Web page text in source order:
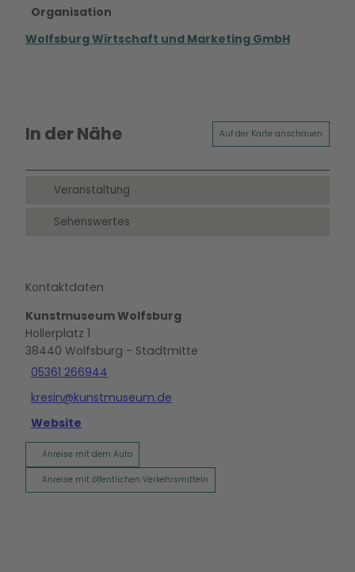
Organisation
Wolfsburg Wirtschaft und Marketing GmbH
In der Nähe Auf der Karte anschauen
Veranstaltung
Sehenswertes
Kontaktdaten
Kunstmuseum Wolfsburg
Hollerplatz 1
38440 Wolfsburg - Stadtmitte
05361 266944
kresin@kunstmuseum.de
Website
Anreise mit dem Auto
Anreise mit öffentlichen Verkehrsmitteln